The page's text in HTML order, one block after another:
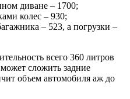
диване – 1700;
колес – 930;
– 523, а погрузки –
всего 360 литров
сложить задние
объем автомобиля аж до